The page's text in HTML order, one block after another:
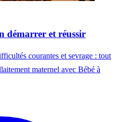
démarrer et réussir
courantes et sevrage : tout
maternel avec Bébé à